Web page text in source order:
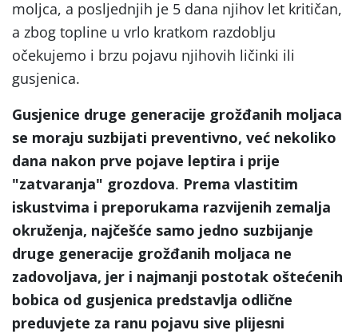
moljca, a posljednjih je 5 dana njihov let kritičan,
a zbog topline u vrlo kratkom razdoblju
očekujemo i brzu pojavu njihovih ličinki ili
gusjenica.
Gusjenice druge generacije grožđanih moljaca
se moraju suzbijati preventivno, već nekoliko
dana nakon prve pojave leptira i prije
"zatvaranja" grozdova. Prema vlastitim
iskustvima i preporukama razvijenih zemalja
okruženja, najčešće samo jedno suzbijanje
druge generacije grožđanih moljaca ne
zadovoljava, jer i najmanji postotak oštećenih
bobica od gusjenica predstavlja odlične
preduvjete za ranu pojavu sive plijesni